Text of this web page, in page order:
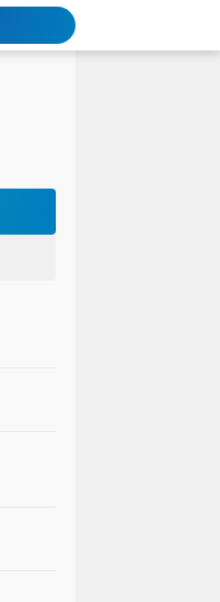
Sekolah Gagasceria Jadi Rujukan Pembelajaran Mendalam bagi Delegasi Malaysia
International Guest Lecturer Jadi Langkah FEB Uhamka Raih Akreditasi Internasional